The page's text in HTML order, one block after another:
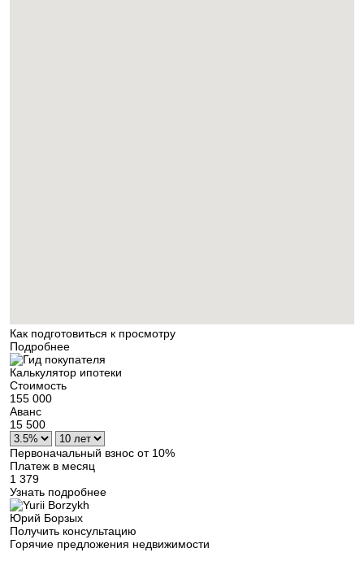
Как подготовиться к просмотру
Подробнее
Калькулятор ипотеки
Стоимость
155 000
Аванс
15 500
Первоначальный взнос от 10%
Платеж в месяц
1 379
Узнать подробнее
Юрий Борзых
Получить консультацию
Горячие предложения недвижимости